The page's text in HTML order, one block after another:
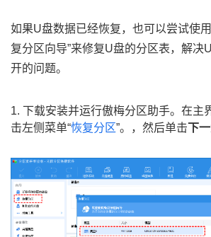
如果U盘数据已经恢复，也可以尝试使用
复分区向导”来修复U盘的分区表，解决
开的问题。
1. 下载安装并运行傲梅分区助手。在主
击左侧菜单“恢复分区”。，然后单击下